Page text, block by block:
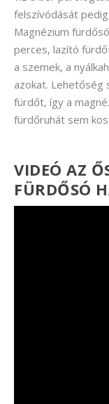
felszívódását
Magnézium
perces, lazító
a szemek, a
azokat. Lehetőség
fürdőt, így a
fürdőruhát sem
VIDEÓ AZ
FÜRDŐSÓ